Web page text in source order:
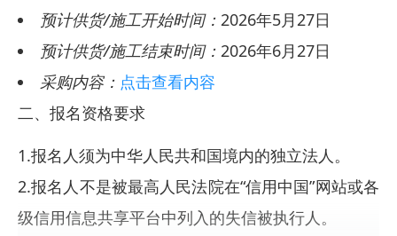
预计供货/施工开始时间： 2026年5月27日
预计供货/施工结束时间： 2026年6月27日
采购内容： 点击查看内容
二、报名资格要求
1.报名人须为中华人民共和国境内的独立法人。
2.报名人不是被最高人民法院在“信用中国”网站或各
级信用信息共享平台中列入的失信被执行人。